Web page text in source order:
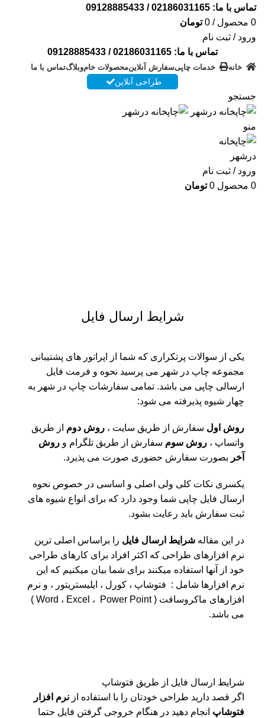
تماس با ما: 02186031165
/
09128885433
0 محصول /
0 تومان
ورود / ثبت نام
تماس با ما: 02186031165
/
09128885433
خانه خدمات چاپیسفارش آنلاینمحصولات خاموبلاگتماس با ما
طراحی آنلاین
جستجو
منو
ورود / ثبت نام
0 محصول 0 تومان
شرایط ارسال فایل
یکی از سوالات پرتکراری که شما از اپراتور های پشتیبانی
مجموعه چاپ در شهر می پرسید نحوه و فرمت فایل
ارسالی چاپی می باشد. تمامی سفارشات چاپ در شهر به
چهار شیوه پذیرفته می شود:
روش اول سفارش از طریق سایت ، روش دوم از طریق
واتساپ ، روش سوم سفارش از طریق تلگرام و روش
آخر بصورت سفارش حضوری صورت می پذیرد.
یکسری نکات کلی ولی اصلی و اساسی در خصوص نحوه
ارسال فایل چاپی شما وجود دارد که برای انواع شیوه های
ثبت سفارش باید رعایت بشود.
در این مقاله شرایط ارسال فایل را براساس اصلی ترین
نرم افزارهای طراحی که اکثر افراد برای کارهای طراحی
خود از آنها استفاده میکنند برای شما بیان میکنیم که این
نرم افزارها شامل : فتوشاپ ، کورل ، ایلیستریتور ، و نرم
افزارهای ماکروسافت ( Word ، Excel ، Power Point )
می باشد.
شرایط ارسال فایل از طریق فتوشاپ
اگر قصد دارید طراحی خودتان را با استفاده از نرم افزار
فتوشاپ انجام دهید در هنگام خروجی گرفتن فایل حتما